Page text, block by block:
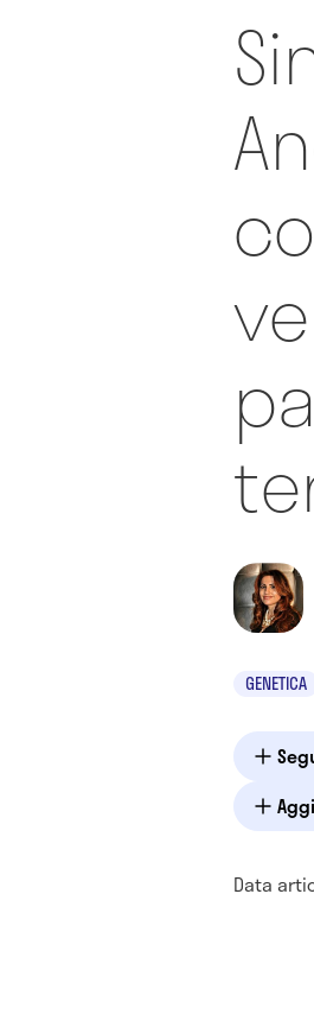
GENETICA
Data